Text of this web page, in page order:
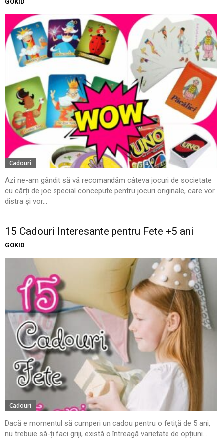
GOKID
Cadouri
Azi ne-am gândit să vă recomandăm câteva jocuri de societate
cu cărți de joc special concepute pentru jocuri originale, care vor
distra și vor...
15 Cadouri Interesante pentru Fete +5 ani
GOKID
Cadouri
Dacă e momentul să cumperi un cadou pentru o fetiță de 5 ani,
nu trebuie să-ți faci griji, există o întreagă varietate de opțiuni...